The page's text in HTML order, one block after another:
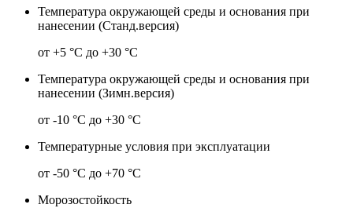
Температура окружающей среды и основания при
нанесении (Станд.версия)
от +5 °С до +30 °С
Температура окружающей среды и основания при
нанесении (Зимн.версия)
от -10 °С до +30 °С
Температурные условия при эксплуатации
от -50 °С до +70 °С
Морозостойкость